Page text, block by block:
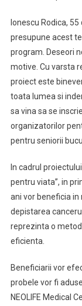
Ionescu Rodica,
presupune acest
program. Deseori
motive. Cu varsta
proiect este
toata lumea si
sa vina sa se
organizatorilor
pentru seniorii
In cadrul proiectului
pentru viata”, in
ani vor beneficia in
depistarea
reprezinta o
eficienta.
Beneficiarii vor
probele vor fi
NEOLIFE Medical